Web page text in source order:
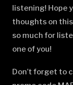
listening! Hope
thoughts on this
so much for
one of you!
Don’t forget to